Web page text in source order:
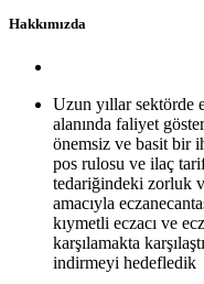
Hakkımızda
Uzun yıllar sektörde
alanında faliyet
önemsiz ve basit bir
pos rulosu ve ilaç
tedariğindeki zorluk
amacıyla
kıymetli eczacı ve
karşılamakta
indirmeyi hedefledik